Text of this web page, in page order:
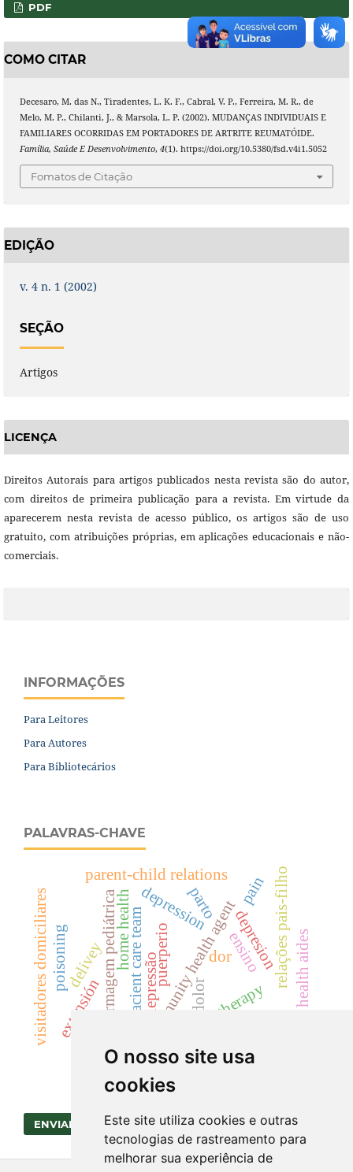
O nosso site usa
cookies
Este site utiliza cookies e outras
tecnologias de rastreamento para
melhorar sua experiência de
PDF
COMO CITAR
Decesaro, M. das N., Tiradentes, L. K. F., Cabral, V. P., Ferreira, M. R., de
Melo, M. P., Chilanti, J., & Marsola, L. P. (2002). MUDANÇAS INDIVIDUAIS E
FAMILIARES OCORRIDAS EM PORTADORES DE ARTRITE REUMATÓIDE.
Família, Saúde E Desenvolvimento, 4(1). https://doi.org/10.5380/fsd.v4i1.5052
Fomatos de Citação
EDIÇÃO
v. 4 n. 1 (2002)
SEÇÃO
Artigos
LICENÇA
Direitos Autorais para artigos publicados nesta revista são do autor,
com direitos de primeira publicação para a revista. Em virtude da
aparecerem nesta revista de acesso público, os artigos são de uso
gratuito, com atribuições próprias, em aplicações educacionais e não-
comerciais.
INFORMAÇÕES
Para Leitores
Para Autores
Para Bibliotecários
PALAVRAS-CHAVE
enfermagem pediátricacommunity health agent
pacient care teamdepression depresionrelações pais-filho
parent-child relations
home health aides
dor
parto pain
delivey
dolor
depressão
poisoning
drugtherapy
visitadores domiciliares home health
extensión
ensino
puerperio
ENVIAR SUBMISSÃO